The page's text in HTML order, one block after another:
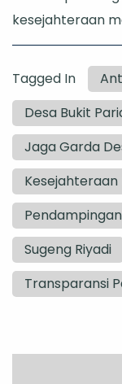
kesejahteraan
Tagged In
Desa Bukit
Jaga Garda
Sugeng Riyadi
Transparansi